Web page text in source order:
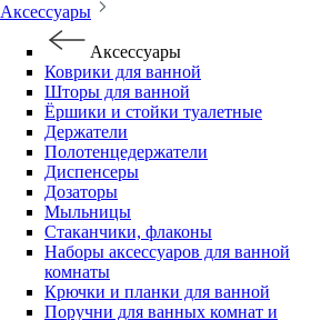
Аксессуары
Аксессуары
Коврики для ванной
Шторы для ванной
Ёршики и стойки туалетные
Держатели
Полотенцедержатели
Диспенсеры
Дозаторы
Мыльницы
Стаканчики, флаконы
Наборы аксессуаров для ванной
комнаты
Крючки и планки для ванной
Поручни для ванных комнат и